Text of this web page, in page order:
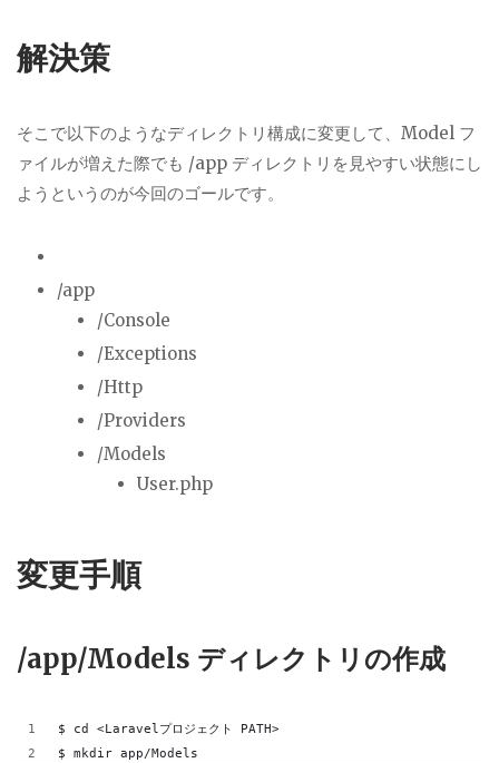
解決策
そこで以下のようなディレクトリ構成に変更して、Model フ
ァイルが増えた際でも /app ディレクトリを見やすい状態にし
ようというのが今回のゴールです。
/app
/Console
/Exceptions
/Http
/Providers
/Models
User.php
変更手順
/app/Models ディレクトリの作成
$ cd <Laravelプロジェクト PATH>
$ mkdir app/Models